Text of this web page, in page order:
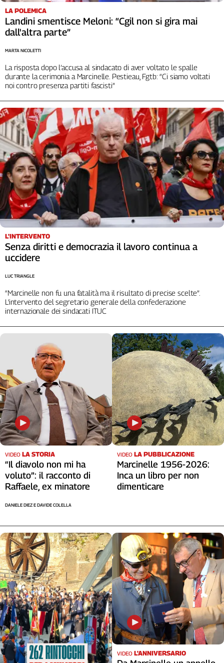
L'Italia
nel
Lavoro
Territori
Abruzzo-
Molise
Basilicata
Calabria
Campania
Emilia-
Romagna
Friuli
Venezia
Giulia
Lazio
Liguria
Lombardia
Marche
Puglia
Sardegna
Sicilia
D'Aosta
Veneto
Archivio
Storico
1955-
2014
Cerca
redazione
Newsletter
Social
LA POLEMICA
Landini smentisce Meloni: “Cgil non si gira mai
dall'altra parte”
La risposta dopo l’accusa al sindacato di aver voltato le spalle
durante la cerimonia a Marcinelle. Pestieau, Fgtb: “Ci siamo voltati
noi contro presenza partiti fascisti”
MARTA NICOLETTI
L'INTERVENTO
Senza diritti e democrazia il lavoro continua a
uccidere
“Marcinelle non fu una fatalità ma il risultato di precise scelte”.
L’intervento del segretario generale della confederazione
internazionale dei sindacati ITUC
LUC TRIANGLE
VIDEO LA STORIA
“Il diavolo non mi ha
voluto”: il racconto di
Raffaele, ex minatore
DANIELE DIEZ E DAVIDE COLELLA
VIDEO LA PUBBLICAZIONE
Marcinelle 1956-2026:
Inca un libro per non
dimenticare
VIDEO L'ANNIVERSARIO